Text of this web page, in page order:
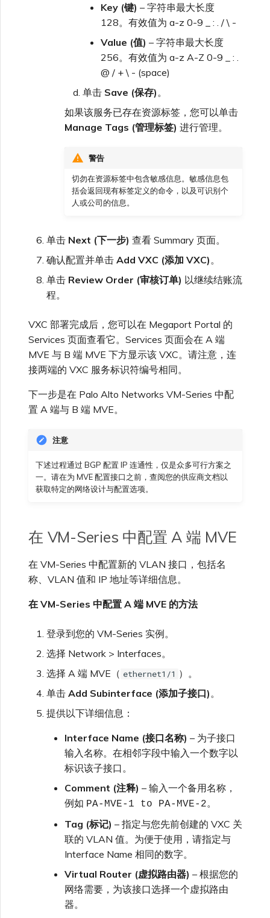
Key (键) – 字符串最大长度
128。有效值为 a-z 0-9 _ : . / \ -
Value (值) – 字符串最大长度
256。有效值为 a-z A-Z 0-9 _ : .
@ / + \ - (space)
单击 Save (保存) 。
如果该服务已存在资源标签，您可以单击
Manage Tags (管理标签) 进行管理。
警告
切勿在资源标签中包含敏感信息。敏感信息包
括会返回现有标签定义的命令，以及可识别个
人或公司的信息。
单击 Next (下一步) 查看 Summary 页面。
确认配置并单击 Add VXC (添加 VXC) 。
单击 Review Order (审核订单) 以继续结账流
程。
VXC 部署完成后，您可以在 Megaport Portal 的
Services 页面查看它。Services 页面会在 A 端
MVE 与 B 端 MVE 下方显示该 VXC。请注意，连
接两端的 VXC 服务标识符编号相同。
下一步是在 Palo Alto Networks VM-Series 中配
置 A 端与 B 端 MVE。
注意
下述过程通过 BGP 配置 IP 连通性，仅是众多可行方案之
一。请在为 MVE 配置接口之前，查阅您的供应商文档以
获取特定的网络设计与配置选项。
在 VM-Series 中配置 A 端 MVE
在 VM-Series 中配置新的 VLAN 接口，包括名
称、VLAN 值和 IP 地址等详细信息。
在 VM-Series 中配置 A 端 MVE 的方法
登录到您的 VM-Series 实例。
选择 Network > Interfaces。
选择 A 端 MVE（ ethernet1/1 ）。
单击 Add Subinterface (添加子接口) 。
提供以下详细信息：
Interface Name (接口名称) – 为子接口
输入名称。在相邻字段中输入一个数字以
标识该子接口。
Comment (注释) – 输入一个备用名称，
例如 PA-MVE-1 to PA-MVE-2。
Tag (标记) – 指定与您先前创建的 VXC 关
联的 VLAN 值。为便于使用，请指定与
Interface Name 相同的数字。
Virtual Router (虚拟路由器) – 根据您的
网络需要，为该接口选择一个虚拟路由
器。